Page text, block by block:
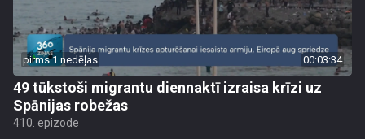
pirms 1 nedēļas 00:03:34
49 tūkstoši migrantu diennaktī izraisa krīzi uz
Spānijas robežas
410. epizode